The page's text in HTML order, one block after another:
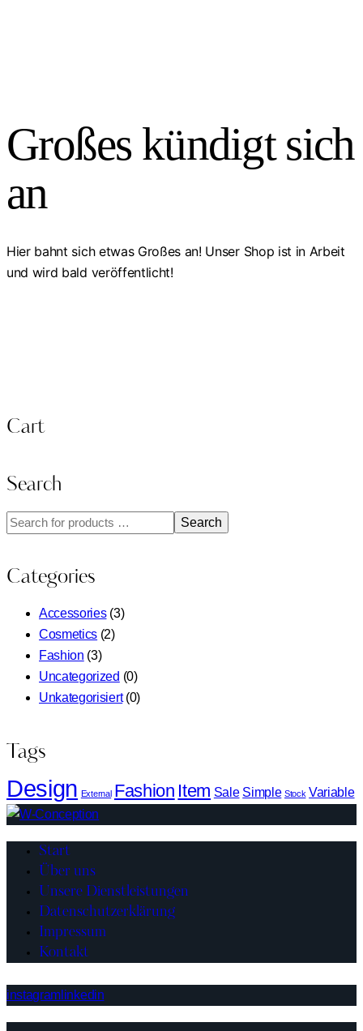
Großes kündigt sich
an
Hier bahnt sich etwas Großes an! Unser Shop ist in Arbeit
und wird bald veröffentlicht!
Cart
Search
Search
Categories
Accessories (3)
Cosmetics (2)
Fashion (3)
Uncategorized (0)
Unkategorisiert (0)
Tags
Design External Fashion Item Sale Simple Stock Variable
Start
Über uns
Unsere Dienstleistungen
Datenschutzerklärung
Impressum
Kontakt
instagram linkedin